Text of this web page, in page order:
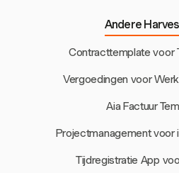
Andere
Contracttemplate voor
Vergoedingen voor
Aia Factuur
Projectmanagement voor
Tijdregistratie App